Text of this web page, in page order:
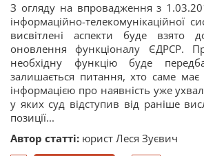
З огляду на впровадження з
інформаційно-телекомунікаційної
висвітлені аспекти буде взято
оновлення функціоналу ЄДРСР.
необхідну функцію буде
залишається питання, хто саме
інформацією про наявність уже
у яких суд відступив від раніше
позиції...
Автор статті: юрист Леся Зуєвич